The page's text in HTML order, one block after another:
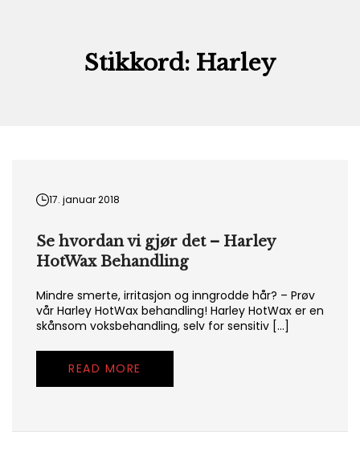
Stikkord: Harley
17. januar 2018
Se hvordan vi gjør det – Harley
HotWax Behandling
Mindre smerte, irritasjon og inngrodde hår? – Prøv
vår Harley HotWax behandling! Harley HotWax er en
skånsom voksbehandling, selv for sensitiv […]
READ MORE